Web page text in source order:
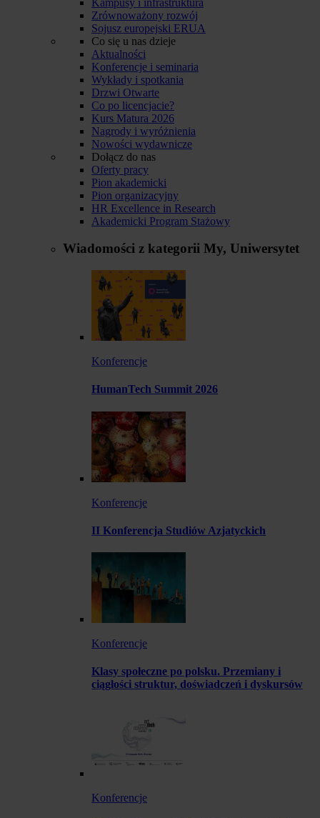
Zrównoważony rozwój
Sojusz europejski ERUA
Co się u nas dzieje
Aktualności
Konferencje i seminaria
Wykłady i spotkania
Drzwi Otwarte
Co po licencjacie?
Kurs Matura 2026
Nagrody i wyróżnienia
Nowości wydawnicze
Dołącz do nas
Oferty pracy
Pion akademicki
Pion organizacyjny
HR Excellence in Research
Akademicki Program Stażowy
Wiadomości z kategorii My, Uniwersytet
Konferencje
HumanTech Summit 2026
Konferencje
II Konferencja Studiów Azjatyckich
Konferencje
Klasy społeczne po polsku. Przemiany i
ciągłości struktur, doświadczeń i dyskursów
Konferencje